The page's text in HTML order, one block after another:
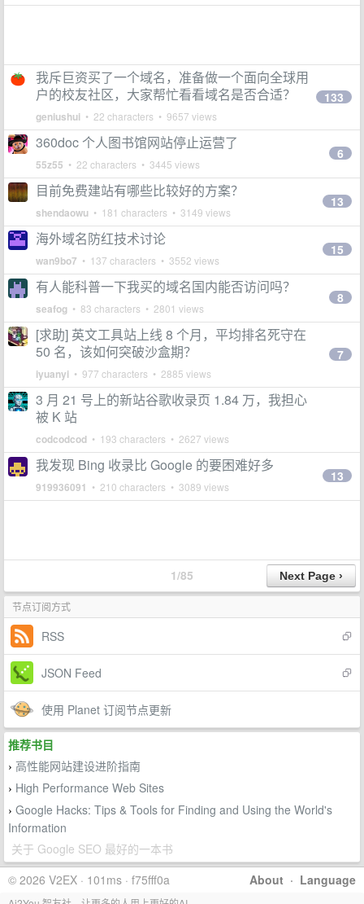
我斥巨资买了一个域名，准备做一个面向全球用
户的校友社区，大家帮忙看看域名是否合适？
geniushui • 22 characters • 9657 views
133
360doc 个人图书馆网站停止运营了
55z55 • 22 characters • 3445 views
6
目前免费建站有哪些比较好的方案？
shendaowu • 181 characters • 3149 views
13
海外域名防红技术讨论
wan9bo7 • 137 characters • 3552 views
15
有人能科普一下我买的域名国内能否访问吗？
seafog • 83 characters • 2801 views
8
[求助] 英文工具站上线 8 个月，平均排名死守在
50 名，该如何突破沙盒期？
iyuanyi • 977 characters • 2885 views
7
3 月 21 号上的新站谷歌收录页 1.84 万，我担心
被 K 站
codcodcod • 193 characters • 2627 views
我发现 Bing 收录比 Google 的要困难好多
919936091 • 210 characters • 3089 views
13
1/85
节点订阅方式
RSS
JSON Feed
使用 Planet 订阅节点更新
推荐书目
› 高性能网站建设进阶指南
› High Performance Web Sites
› Google Hacks: Tips & Tools for Finding and Using the World's
Information
关于 Google SEO 最好的一本书
About · Language
© 2026 V2EX · 101ms · f75fff0a